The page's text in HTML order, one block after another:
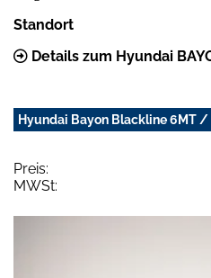
Standort
Details zum Hyundai
Hyundai Bayon Blackline 6MT /
Preis:
MWSt: